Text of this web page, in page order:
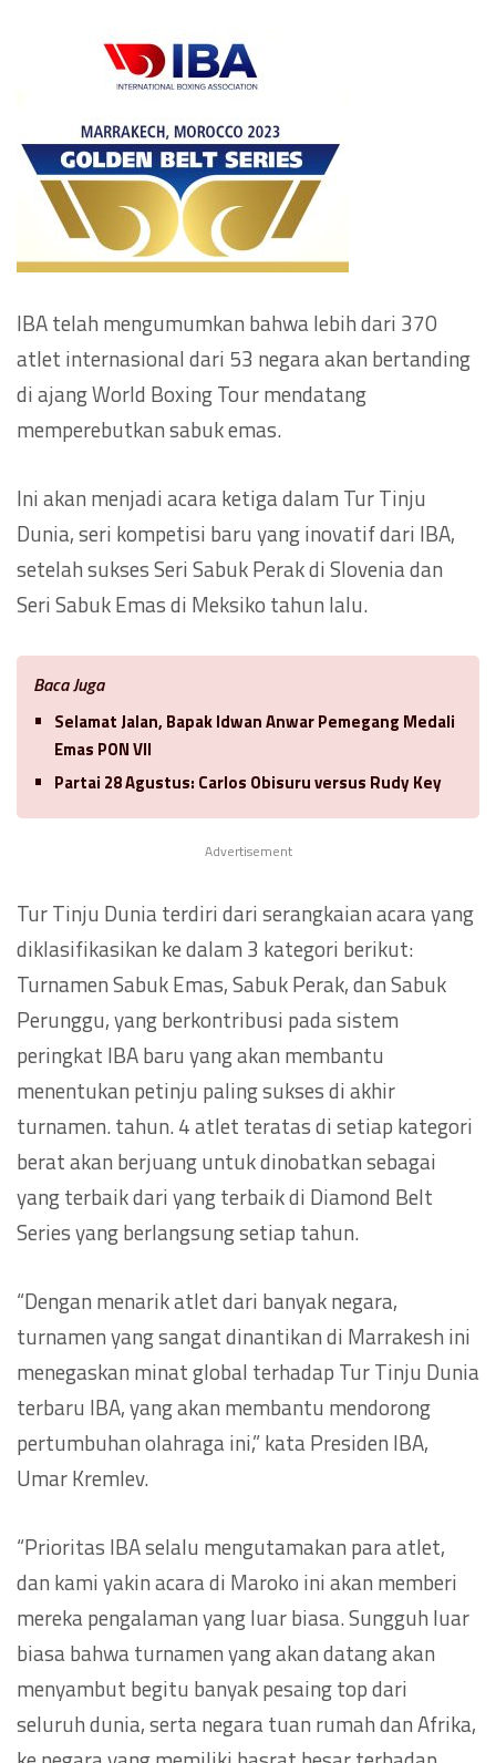
IBA telah mengumumkan bahwa lebih dari 370
atlet internasional dari 53 negara akan bertanding
di ajang World Boxing Tour mendatang
memperebutkan sabuk emas.
Ini akan menjadi acara ketiga dalam Tur Tinju
Dunia, seri kompetisi baru yang inovatif dari IBA,
setelah sukses Seri Sabuk Perak di Slovenia dan
Seri Sabuk Emas di Meksiko tahun lalu.
Baca Juga
Selamat Jalan, Bapak Idwan Anwar Pemegang Medali
Emas PON VII
Partai 28 Agustus: Carlos Obisuru versus Rudy Key
Advertisement
Tur Tinju Dunia terdiri dari serangkaian acara yang
diklasifikasikan ke dalam 3 kategori berikut:
Turnamen Sabuk Emas, Sabuk Perak, dan Sabuk
Perunggu, yang berkontribusi pada sistem
peringkat IBA baru yang akan membantu
menentukan petinju paling sukses di akhir
turnamen. tahun. 4 atlet teratas di setiap kategori
berat akan berjuang untuk dinobatkan sebagai
yang terbaik dari yang terbaik di Diamond Belt
Series yang berlangsung setiap tahun.
“Dengan menarik atlet dari banyak negara,
turnamen yang sangat dinantikan di Marrakesh ini
menegaskan minat global terhadap Tur Tinju Dunia
terbaru IBA, yang akan membantu mendorong
pertumbuhan olahraga ini,” kata Presiden IBA,
Umar Kremlev.
“Prioritas IBA selalu mengutamakan para atlet,
dan kami yakin acara di Maroko ini akan memberi
mereka pengalaman yang luar biasa. Sungguh luar
biasa bahwa turnamen yang akan datang akan
menyambut begitu banyak pesaing top dari
seluruh dunia, serta negara tuan rumah dan Afrika,